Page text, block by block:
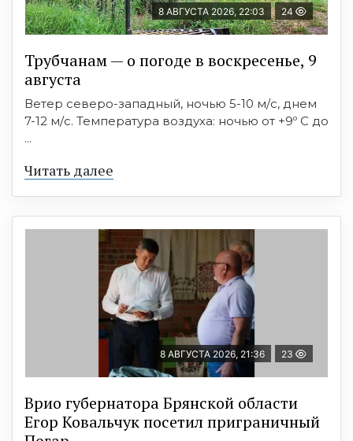
8 АВГУСТА 2026, 22:03 24
Трубчанам — о погоде в воскресенье, 9
августа
Ветер северо-западный, ночью 5-10 м/с, днем
7-12 м/с. Температура воздуха: ночью от +9º C до
...
Читать далее
8 АВГУСТА 2026, 21:36 23
Врио губернатора Брянской области
Егор Ковальчук посетил приграничный